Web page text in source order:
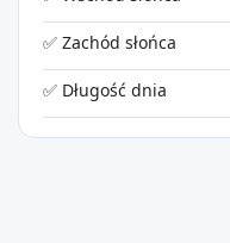
✅ Zachód słońca
✅ Długość dnia